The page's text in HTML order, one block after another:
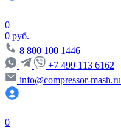
0
0 руб.
8 800 100 1446
+7 499 113 6162
info@compressor-mash.ru
0